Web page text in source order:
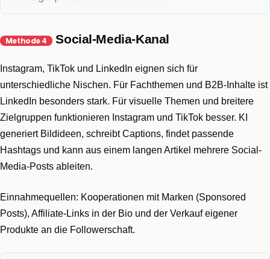
Methode 4 Social-Media-Kanal
Instagram, TikTok und LinkedIn eignen sich für
unterschiedliche Nischen. Für Fachthemen und B2B-Inhalte ist
LinkedIn besonders stark. Für visuelle Themen und breitere
Zielgruppen funktionieren Instagram und TikTok besser. KI
generiert Bildideen, schreibt Captions, findet passende
Hashtags und kann aus einem langen Artikel mehrere Social-
Media-Posts ableiten.
Einnahmequellen: Kooperationen mit Marken (Sponsored
Posts), Affiliate-Links in der Bio und der Verkauf eigener
Produkte an die Followerschaft.